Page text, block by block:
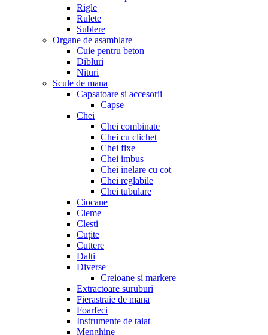
Rigle
Rulete
Sublere
Organe de asamblare
Cuie pentru beton
Dibluri
Nituri
Scule de mana
Capsatoare si accesorii
Capse
Chei
Chei combinate
Chei cu clichet
Chei fixe
Chei imbus
Chei inelare cu cot
Chei reglabile
Chei tubulare
Ciocane
Cleme
Clesti
Cuțite
Cuttere
Dalti
Diverse
Creioane si markere
Extractoare suruburi
Fierastraie de mana
Foarfeci
Instrumente de taiat
Menghine